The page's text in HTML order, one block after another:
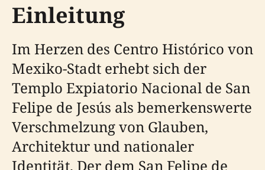
Einleitung
Im Herzen des Centro Histórico von
Mexiko-Stadt erhebt sich der
Templo Expiatorio Nacional de San
Felipe de Jesús als bemerkenswerte
Verschmelzung von Glauben,
Architektur und nationaler
Identität. Der dem San Felipe de